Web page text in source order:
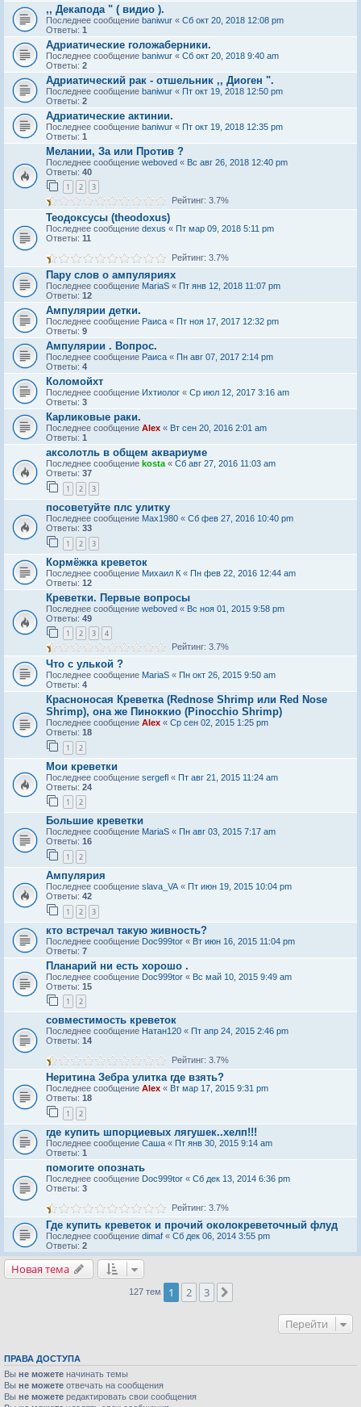
,, Декапода " ( видио ).
Последнее сообщение baniwur « Сб окт 20, 2018 12:08 pm
Ответы: 1
Адриатические голожаберники.
Последнее сообщение baniwur « Сб окт 20, 2018 9:40 am
Ответы: 2
Адриатический рак - отшельник ,, Диоген ".
Последнее сообщение baniwur « Пт окт 19, 2018 12:50 pm
Ответы: 2
Адриатические актинии.
Последнее сообщение baniwur « Пт окт 19, 2018 12:35 pm
Ответы: 1
Мелании, За или Против ?
Последнее сообщение weboved « Вс авг 26, 2018 12:40 pm
Ответы: 40
1 2 3
Рейтинг: 3.7%
Теодоксусы (theodoxus)
Последнее сообщение dexus « Пт мар 09, 2018 5:11 pm
Ответы: 11
Рейтинг: 3.7%
Пару слов о ампуляриях
Последнее сообщение MariaS « Пт янв 12, 2018 11:07 pm
Ответы: 12
Ампулярии детки.
Последнее сообщение Раиса « Пт ноя 17, 2017 12:32 pm
Ответы: 9
Ампулярии . Вопрос.
Последнее сообщение Раиса « Пн авг 07, 2017 2:14 pm
Ответы: 4
Коломойхт
Последнее сообщение Ихтиолог « Ср июл 12, 2017 3:16 am
Ответы: 3
Карликовые раки.
Последнее сообщение Alex « Вт сен 20, 2016 2:01 am
Ответы: 1
аксолотль в общем аквариуме
Последнее сообщение kosta « Сб авг 27, 2016 11:03 am
Ответы: 37
1 2 3
посоветуйте плс улитку
Последнее сообщение Max1980 « Сб фев 27, 2016 10:40 pm
Ответы: 33
1 2 3
Кормёжка креветок
Последнее сообщение Михаил К « Пн фев 22, 2016 12:44 am
Ответы: 12
Креветки. Первые вопросы
Последнее сообщение weboved « Вс ноя 01, 2015 9:58 pm
Ответы: 49
1 2 3 4
Рейтинг: 3.7%
Что с улькой ?
Последнее сообщение MariaS « Пн окт 26, 2015 9:50 am
Ответы: 4
Красноносая Креветка (Rednose Shrimp или Red Nose
Shrimp), она же Пиноккио (Pinocchio Shrimp)
Последнее сообщение Alex « Ср сен 02, 2015 1:25 pm
Ответы: 18
1 2
Мои креветки
Последнее сообщение sergefl « Пт авг 21, 2015 11:24 am
Ответы: 24
1 2
Большие креветки
Последнее сообщение MariaS « Пн авг 03, 2015 7:17 am
Ответы: 16
1 2
Ампулярия
Последнее сообщение slava_VA « Пт июн 19, 2015 10:04 pm
Ответы: 42
1 2 3
кто встречал такую живность?
Последнее сообщение Doc999tor « Вт июн 16, 2015 11:04 pm
Ответы: 7
Планарий ни есть хорошо .
Последнее сообщение Doc999tor « Вс май 10, 2015 9:49 am
Ответы: 15
1 2
совместимость креветок
Последнее сообщение Натан120 « Пт апр 24, 2015 2:46 pm
Ответы: 14
Рейтинг: 3.7%
Неритина Зебра улитка где взять?
Последнее сообщение Alex « Вт мар 17, 2015 9:31 pm
Ответы: 18
1 2
где купить шпорциевых лягушек..хелп!!!
Последнее сообщение Саша « Пт янв 30, 2015 9:14 am
Ответы: 1
помогите опознать
Последнее сообщение Doc999tor « Сб дек 13, 2014 6:36 pm
Ответы: 3
Рейтинг: 3.7%
Где купить креветок и прочий околокреветочный флуд
Последнее сообщение dimaf « Сб дек 06, 2014 3:55 pm
Ответы: 2
Новая тема
127 тем 1 2 3
Перейти
ПРАВА ДОСТУПА
Вы не можете начинать темы
Вы не можете отвечать на сообщения
Вы не можете редактировать свои сообщения